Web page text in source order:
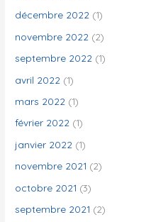
décembre 2022 (1)
novembre 2022 (2)
septembre 2022 (1)
avril 2022 (1)
mars 2022 (1)
février 2022 (1)
janvier 2022 (1)
novembre 2021 (2)
octobre 2021 (3)
septembre 2021 (2)